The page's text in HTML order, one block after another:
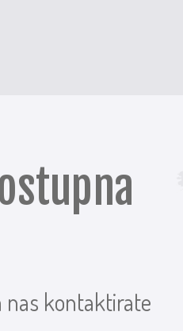
nas kontaktirate